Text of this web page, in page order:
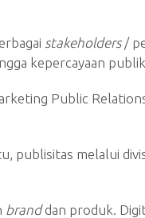
stakeholders /
kepercayaan
Public
publisitas melalui
branddan produk.